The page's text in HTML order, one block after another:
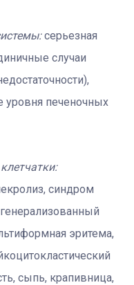
серьезная
случаи
уровня печеночных
синдром
эритема,
сыпь, крапивница,